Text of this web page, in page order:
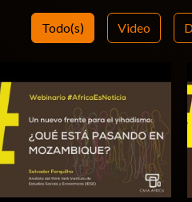
Todo(s) Video